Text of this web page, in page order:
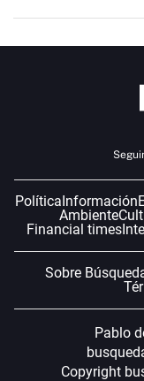
PolíticaInformación
Ambiente
Financial times
Sobre
Pablo
Copyright